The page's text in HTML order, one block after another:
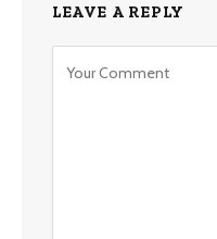
LEAVE A REPLY